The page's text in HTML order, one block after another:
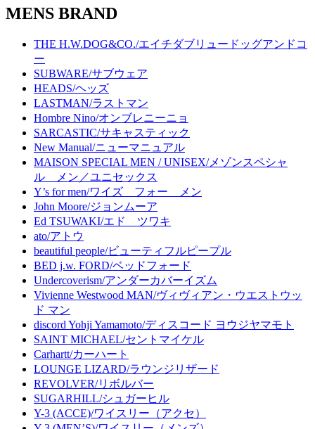
MENS BRAND
THE H.W.DOG&CO./エイチダブリュードッグアンドコ
ー
SUBWARE/サブウェア
HEADS/ヘッズ
LASTMAN/ラストマン
Hombre Nino/オンブレニーニョ
SARCASTIC/サキャスティック
New Manual/ニューマニュアル
MAISON SPECIAL MEN / UNISEX/メゾンスペシャ
ル メン／ユニセックス
Y’s for men/ワイズ フォー メン
John Moore/ジョンムーア
Ed TSUWAKI/エド ツワキ
ato/アトウ
beautiful people/ビューティフルピープル
BED j.w. FORD/ベッドフォード
Undercoverism/アンダーカバーイズム
Vivienne Westwood MAN/ヴィヴィアン・ウエストウッ
ド マン
discord Yohji Yamamoto/ディスコード ヨウジヤマモト
SAINT MICHAEL/セントマイケル
Carhartt/カーハート
LOUNGE LIZARD/ラウンジリザード
REVOLVER/リボルバー
SUGARHILL/シュガーヒル
Y-3 (ACCE)/ワイスリー（アクセ）